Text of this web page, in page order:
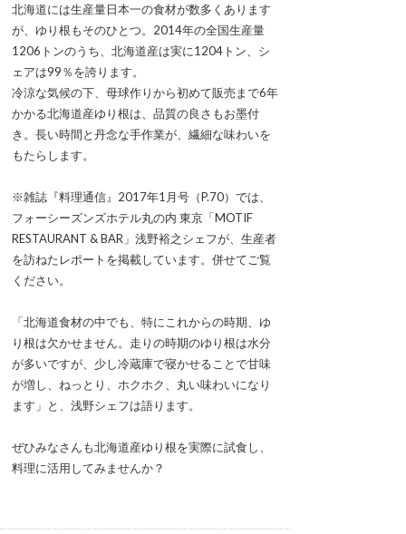
北海道には生産量日本一の食材が数多くあります
が、ゆり根もそのひとつ。2014年の全国生産量
1206トンのうち、北海道産は実に1204トン、シ
ェアは99％を誇ります。
冷涼な気候の下、母球作りから初めて販売まで6年
かかる北海道産ゆり根は、品質の良さもお墨付
き。長い時間と丹念な手作業が、繊細な味わいを
もたらします。
※雑誌『料理通信』2017年1月号（P.70）では、
フォーシーズンズホテル丸の内 東京「MOTIF
RESTAURANT & BAR」浅野裕之シェフが、生産者
を訪ねたレポートを掲載しています。併せてご覧
ください。
「北海道食材の中でも、特にこれからの時期、ゆ
り根は欠かせません。走りの時期のゆり根は水分
が多いですが、少し冷蔵庫で寝かせることで甘味
が増し、ねっとり、ホクホク、丸い味わいになり
ます」と、浅野シェフは語ります。
ぜひみなさんも北海道産ゆり根を実際に試食し、
料理に活用してみませんか？